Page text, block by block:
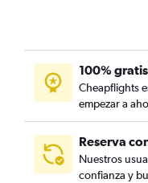
100% gratis
Cheapflights
empezar a
Reserva
Nuestros
confianza y